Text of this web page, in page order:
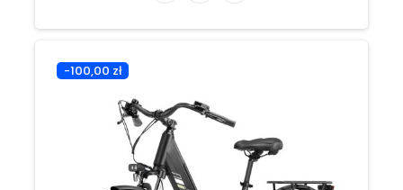
-100,00 zł